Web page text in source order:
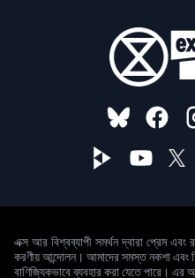
এক্স আর বিশ্বব্যাপী সমর্থন দ্বারা প্রেম এবং
করণীয় আন্দোলন। আমাদের সমস্ত নকশা এবং
বাণিজ্যিকভাবে ব্যবহার করা যেতে পারে।